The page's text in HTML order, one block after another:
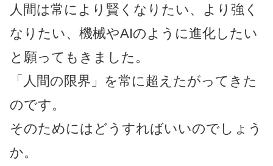
人間は常により賢くなりたい、より強く
なりたい、機械やAIのように進化したい
と願ってもきました。
「人間の限界」を常に超えたがってきた
のです。
そのためにはどうすればいいのでしょう
か。